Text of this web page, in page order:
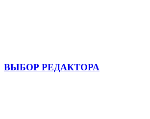
ВЫБОР РЕДАКТОРА